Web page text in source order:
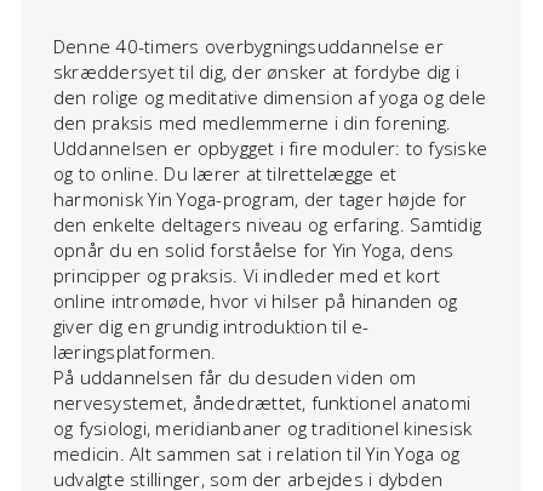
Denne 40-timers overbygningsuddannelse er
skræddersyet til dig, der ønsker at fordybe dig i
den rolige og meditative dimension af yoga og dele
den praksis med medlemmerne i din forening.
Uddannelsen er opbygget i fire moduler: to fysiske
og to online. Du lærer at tilrettelægge et
harmonisk Yin Yoga-program, der tager højde for
den enkelte deltagers niveau og erfaring. Samtidig
opnår du en solid forståelse for Yin Yoga, dens
principper og praksis. Vi indleder med et kort
online intromøde, hvor vi hilser på hinanden og
giver dig en grundig introduktion til e-
læringsplatformen.
På uddannelsen får du desuden viden om
nervesystemet, åndedrættet, funktionel anatomi
og fysiologi, meridianbaner og traditionel kinesisk
medicin. Alt sammen sat i relation til Yin Yoga og
udvalgte stillinger, som der arbejdes i dybden